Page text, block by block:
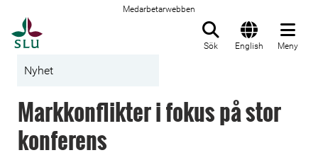
Medarbetarwebben
Sök English Meny
Nyhet
Markkonflikter i fokus på stor
konferens